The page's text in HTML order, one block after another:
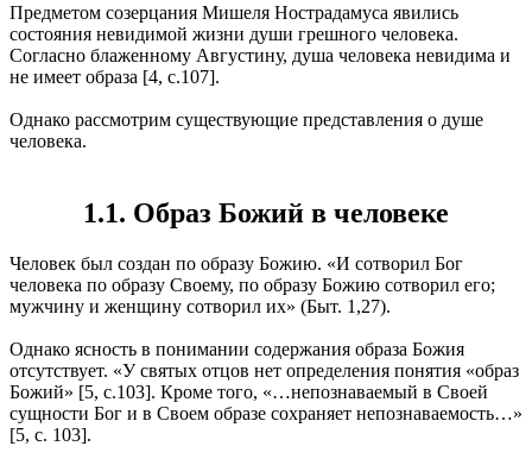
Предметом созерцания Мишеля Нострадамуса явились
состояния невидимой жизни души грешного человека.
Согласно блаженному Августину, душа человека невидима и
не имеет образа [4, с.107].
Однако рассмотрим существующие представления о душе
человека.
1.1. Образ Божий в человеке
Человек был создан по образу Божию. «И сотворил Бог
человека по образу Своему, по образу Божию сотворил его;
мужчину и женщину сотворил их» (Быт. 1,27).
Однако ясность в понимании содержания образа Божия
отсутствует. «У святых отцов нет определения понятия «образ
Божий» [5, с.103]. Кроме того, «…непознаваемый в Своей
сущности Бог и в Своем образе сохраняет непознаваемость…»
[5, с. 103].